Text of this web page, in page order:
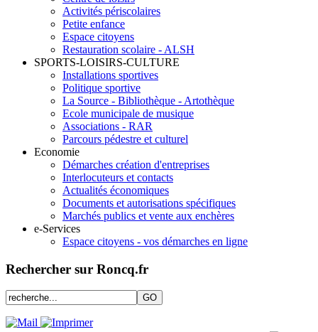
Activités périscolaires
Petite enfance
Espace citoyens
Restauration scolaire - ALSH
SPORTS-LOISIRS-CULTURE
Installations sportives
Politique sportive
La Source - Bibliothèque - Artothèque
Ecole municipale de musique
Associations - RAR
Parcours pédestre et culturel
Economie
Démarches création d'entreprises
Interlocuteurs et contacts
Actualités économiques
Documents et autorisations spécifiques
Marchés publics et vente aux enchères
e-Services
Espace citoyens - vos démarches en ligne
Rechercher sur Roncq.fr